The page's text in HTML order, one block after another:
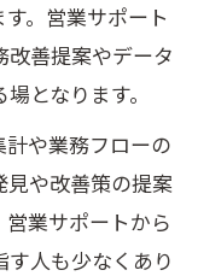
。営業サポート
善提案やデータ
となります。
や業務フローの
や改善策の提案
業サポートから
人も少なくあり